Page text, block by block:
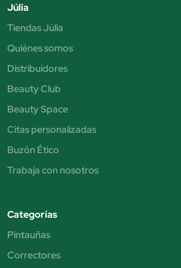
Júlia
Tiendas Júlia
Quiénes somos
Distribuidores
Beauty Club
Beauty Space
Citas personalizadas
Buzón Ético
Trabaja con nosotros
Categorías
Pintauñas
Correctores